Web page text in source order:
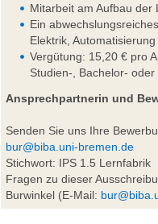
Mitarbeit am Aufbau der
Ein
Elektrik,
Vergütung: 15,20 € pro
Studien-, Bachelor-
Ansprechpartnerin und
Senden Sie uns Ihre
bur@biba.uni-bremen.de
Stichwort: IPS 1.5 Lernfabrik
Fragen zu dieser
Burwinkel (E-Mail: